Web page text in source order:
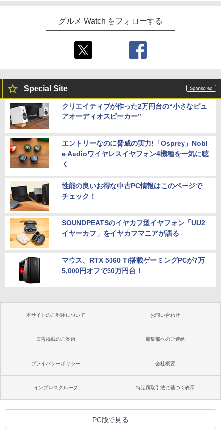
グルメ Watch をフォローする
Special Site
クリエイティブが作った2万円台の“小さなピュ
アオーディオスピーカー”
エントリーなのに脅威の実力!「Osprey」Nobl
e Audioワイヤレスイヤフォン4機種を一気に聴
く
性能の良いお得な中古PC情報はこのページで
チェック！
SOUNDPEATSのイヤカフ型イヤフォン「UU2
イヤーカフ」をイヤカフマニアが語る
マウス、RTX 5060 Ti搭載ゲーミングPCが7万
5,000円オフで30万円台！
本サイトのご利用について お問い合わせ
広告掲載のご案内 編集部へのご連絡
プライバシーポリシー 会社概要
インプレスグループ 特定商取引法に基づく表示
PC版で見る